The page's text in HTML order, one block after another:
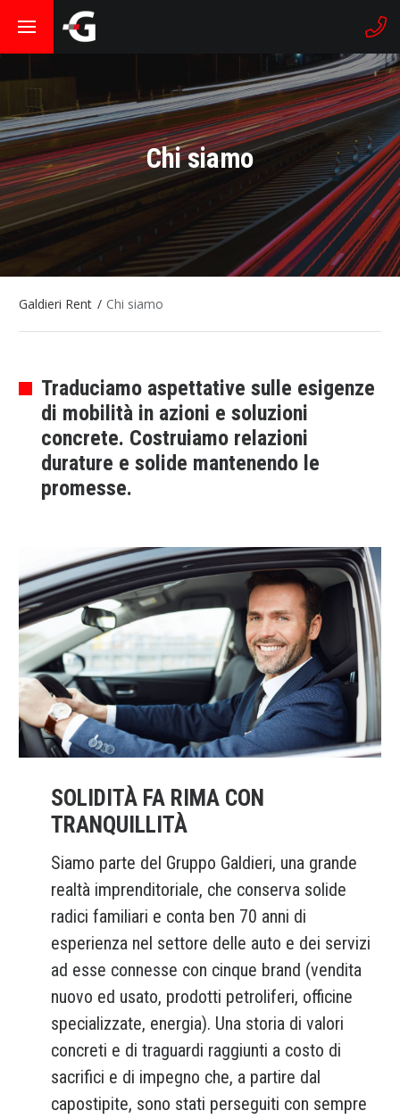
Chi siamo
Galdieri Rent Chi siamo
Traduciamo aspettative sulle esigenze
di mobilità in azioni e soluzioni
concrete. Costruiamo relazioni
durature e solide mantenendo le
promesse.
SOLIDITÀ FA RIMA CON
TRANQUILLITÀ
Siamo parte del Gruppo Galdieri, una grande
realtà imprenditoriale, che conserva solide
radici familiari e conta ben 70 anni di
esperienza nel settore delle auto e dei servizi
ad esse connesse con cinque brand (vendita
nuovo ed usato, prodotti petroliferi, officine
specializzate, energia). Una storia di valori
concreti e di traguardi raggiunti a costo di
sacrifici e di impegno che, a partire dal
capostipite, sono stati perseguiti con sempre